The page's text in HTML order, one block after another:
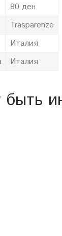
80 ден
Trasparenze
Италия
Италия